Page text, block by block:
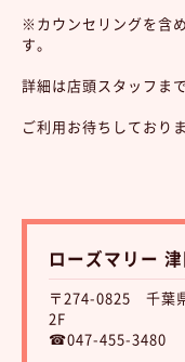
※カウンセリングを含
す。
詳細は店頭スタッフま
ご利用お待ちしており
ローズマリー
〒274-0825 千葉
2F
☎047-455-3480